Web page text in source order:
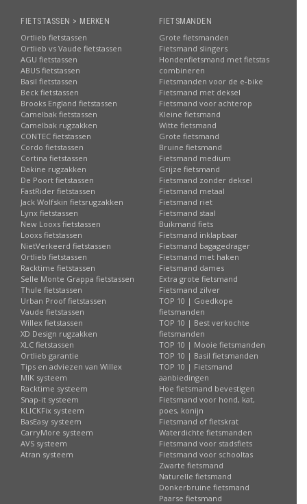
FIETSTASSEN > MERKEN
Ortlieb fietstassen
Ortlieb vs Vaude fietstassen
AGU fietstassen
ABUS fietstassen
Basil fietstassen
Beck fietstassen
Brooks England fietstassen
Camelbak fietstassen
Camelbak rugzakken
CONTEC fietstassen
Cordo fietstassen
Cortina fietstassen
Dakine rugzakken
De Poort fietstassen
FastRider fietstassen
Jack Wolfskin fietsrugzakken
Lynx fietstassen
New Looxs fietstassen
Looxs fietstassen
NietVerkeerd fietstassen
Ortlieb fietstassen
Racktime fietstassen
Selle Monte Grappa fietstassen
Thule fietstassen
Urban Proof fietstassen
Vaude fietstassen
Willex fietstassen
XD Design rugzakken
XLC fietstassen
Ortlieb garantie
Tips en adviezen van Willex
MIK systeem
Racktime systeem
Snap-it systeem
KLICKFix systeem
BasEasy systeem
CarryMore systeem
AVS systeem
Atran systeem
FIETSMANDEN
Grote fietsmanden
Fietsmand slingers
Hondenfietsmand met fietstas
combineren
Fietsmanden voor de e-bike
Fietsmand met deksel
Fietsmand voor achterop
Kleine fietsmand
Witte fietsmand
Grote fietsmand
Bruine fietsmand
Fietsmand medium
Grijze fietsmand
Fietsmand zonder deksel
Fietsmand metaal
Fietsmand riet
Fietsmand staal
Buikmand fiets
Fietsmand inklapbaar
Fietsmand bagagedrager
Fietsmand met haken
Fietsmand dames
Extra grote fietsmand
Fietsmand zilver
TOP 10 | Goedkope
fietsmanden
TOP 10 | Best verkochte
fietsmanden
TOP 10 | Mooie fietsmanden
TOP 10 | Basil fietsmanden
TOP 10 | Fietsmand
aanbiedingen
Hoe fietsmand bevestigen
Fietsmand voor hond, kat,
poes, konijn
Fietsmand of fietskrat
Waterdichte fietsmanden
Fietsmand voor stadsfiets
Fietsmand voor schooltas
Zwarte fietsmand
Naturelle fietsmand
Donkerbruine fietsmand
Paarse fietsmand